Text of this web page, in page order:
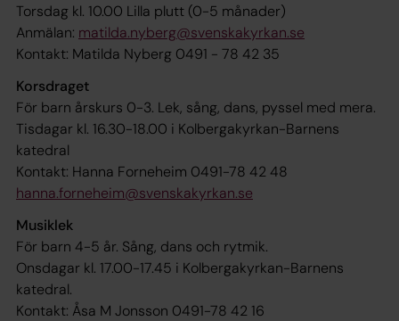
Torsdag kl. 10.00 Lilla plutt (0-5 månader)
Anmälan: matilda.nyberg@svenskakyrkan.se
Kontakt: Matilda Nyberg 0491 - 78 42 35
Korsdraget
För barn årskurs 0-3. Lek, sång, dans, pyssel med mera.
Tisdagar kl. 16.30-18.00 i Kolbergakyrkan-Barnens
katedral
Kontakt: Hanna Forneheim 0491-78 42 48
hanna.forneheim@svenskakyrkan.se
Musiklek
För barn 4-5 år. Sång, dans och rytmik.
Onsdagar kl. 17.00-17.45 i Kolbergakyrkan-Barnens
katedral.
Kontakt: Åsa M Jonsson 0491-78 42 16